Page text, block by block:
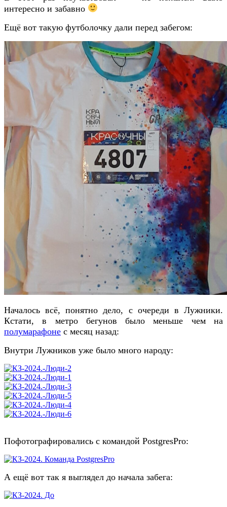
интересно и забавно
Ещё вот такую футболочку дали перед забегом:
Началось всё, понятно дело, с очереди в Лужники.
Кстати, в метро бегунов было меньше чем на
полумарафоне с месяц назад:
Внутри Лужников уже было много народу:
Пофотографировались с командой PostgresPro:
А ещё вот так я выглядел до начала забега: